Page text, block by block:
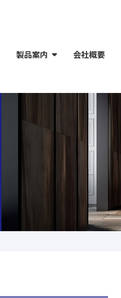
製品案内 会社概要